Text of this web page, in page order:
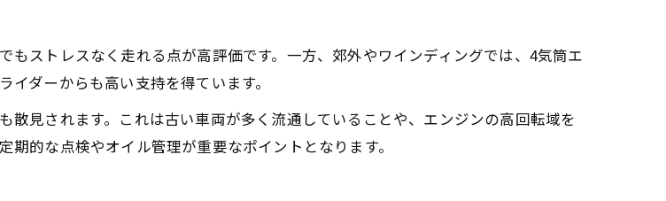
安い理由と中古相場の真実
しない意見の背景に迫る
ネガティブ評価が生まれる要因
の変動と安い理由を分析
と言われる根拠と実走データ
ストレスなく走れる点が高評価です。一方、郊外やワインディングでは、4気筒エ
ダーからも高い支持を得ています。
見されます。これは古い車両が多く流通していることや、エンジンの高回転域を
的な点検やオイル管理が重要なポイントとなります。